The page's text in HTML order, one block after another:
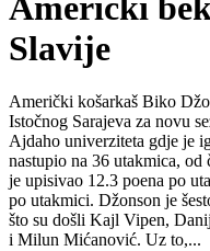
Slavije
Američki košarkaš Biko
Istočnog Sarajeva za novu
Ajdaho univerziteta gdje je
nastupio na 36 utakmica, od
je upisivao 12.3 poena po
po utakmici. Džonson je
što su došli Kajl Vipen,
i Milun Mićanović. Uz to,...